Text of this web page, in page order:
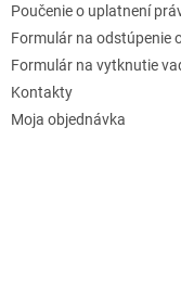
Poučenie o uplatnení
Formulár na odstúpenie
Formulár na vytknutie
Kontakty
Moja objednávka